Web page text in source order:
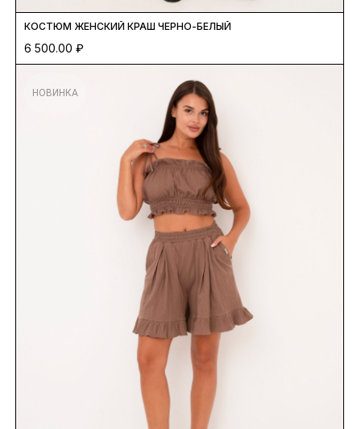
КОСТЮМ ЖЕНСКИЙ КРАШ ЧЕРНО-БЕЛЫЙ
6 500.00 ₽
НОВИНКА